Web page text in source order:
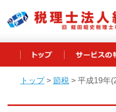
トップ> 節税 > 平成19年